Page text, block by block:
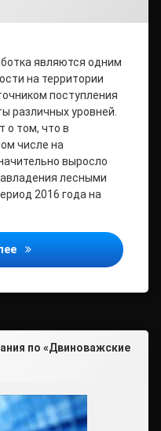
являются одним
на территории
поступления
различных уровней.
о том, что в
числе на
выросло
лесными
2016 года на
Ответственность за
по «Двиноважские